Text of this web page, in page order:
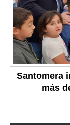
Santomera
más